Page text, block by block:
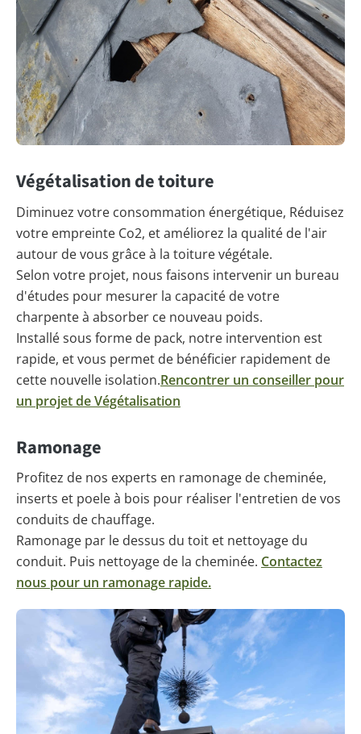
Végétalisation de toiture
Diminuez votre consommation énergétique, Réduisez
votre empreinte Co2, et améliorez la qualité de l'air
autour de vous grâce à la toiture végétale.
Selon votre projet, nous faisons intervenir un bureau
d'études pour mesurer la capacité de votre
charpente à absorber ce nouveau poids.
Installé sous forme de pack, notre intervention est
rapide, et vous permet de bénéficier rapidement de
cette nouvelle isolation.Rencontrer un conseiller pour
un projet de Végétalisation
Ramonage
Profitez de nos experts en ramonage de cheminée,
inserts et poele à bois pour réaliser l'entretien de vos
conduits de chauffage.
Ramonage par le dessus du toit et nettoyage du
conduit. Puis nettoyage de la cheminée. Contactez
nous pour un ramonage rapide.